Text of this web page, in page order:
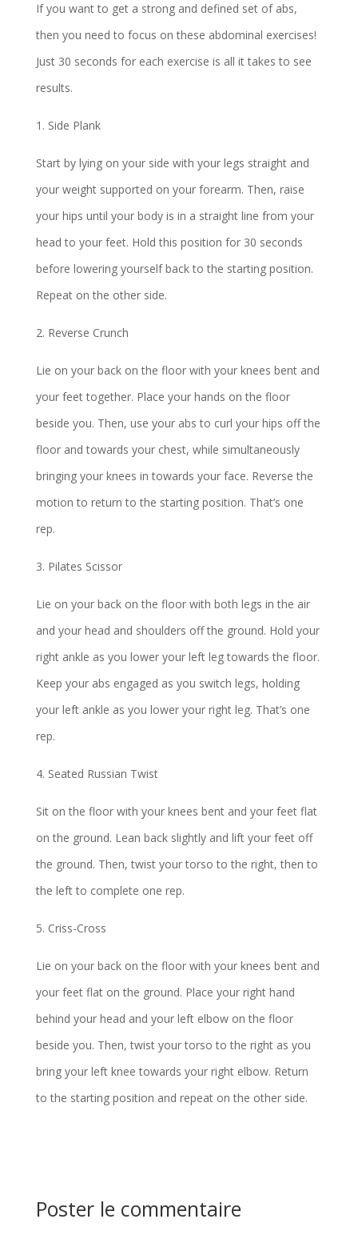
If you want to get a strong and defined set of abs,
then you need to focus on these abdominal exercises!
Just 30 seconds for each exercise is all it takes to see
results.
1. Side Plank
Start by lying on your side with your legs straight and
your weight supported on your forearm. Then, raise
your hips until your body is in a straight line from your
head to your feet. Hold this position for 30 seconds
before lowering yourself back to the starting position.
Repeat on the other side.
2. Reverse Crunch
Lie on your back on the floor with your knees bent and
your feet together. Place your hands on the floor
beside you. Then, use your abs to curl your hips off the
floor and towards your chest, while simultaneously
bringing your knees in towards your face. Reverse the
motion to return to the starting position. That’s one
rep.
3. Pilates Scissor
Lie on your back on the floor with both legs in the air
and your head and shoulders off the ground. Hold your
right ankle as you lower your left leg towards the floor.
Keep your abs engaged as you switch legs, holding
your left ankle as you lower your right leg. That’s one
rep.
4. Seated Russian Twist
Sit on the floor with your knees bent and your feet flat
on the ground. Lean back slightly and lift your feet off
the ground. Then, twist your torso to the right, then to
the left to complete one rep.
5. Criss-Cross
Lie on your back on the floor with your knees bent and
your feet flat on the ground. Place your right hand
behind your head and your left elbow on the floor
beside you. Then, twist your torso to the right as you
bring your left knee towards your right elbow. Return
to the starting position and repeat on the other side.
Poster le commentaire